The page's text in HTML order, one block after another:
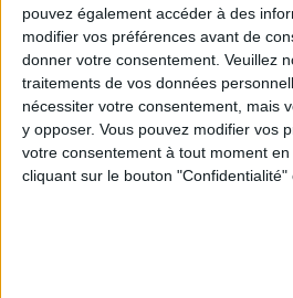
pouvez également accéder à des
modifier vos préférences avant de
donner votre consentement. Veuillez
traitements de vos données
nécessiter votre consentement, mais
y opposer. Vous pouvez modifier vos
votre consentement à tout moment
cliquant sur le bouton "Confidentialité"
2) Liste des aliments
protéique
Voici une liste non exhaustive :
Viandes maigres : poissons
etc.), poissons gras,
poissons fumés, surimi,